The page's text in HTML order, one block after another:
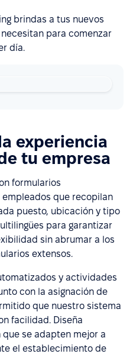
brindas a tus nuevos
para comenzar
día.
experiencia
tu empresa
formularios
que recopilan
puesto, ubicación y tipo
para garantizar
sin abrumar a los
extensos.
y actividades
con la asignación de
que nuestro sistema
facilidad. Diseña
se adapten mejor a
el establecimiento de